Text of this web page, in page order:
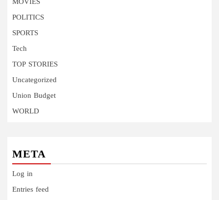
MOVIES
POLITICS
SPORTS
Tech
TOP STORIES
Uncategorized
Union Budget
WORLD
META
Log in
Entries feed